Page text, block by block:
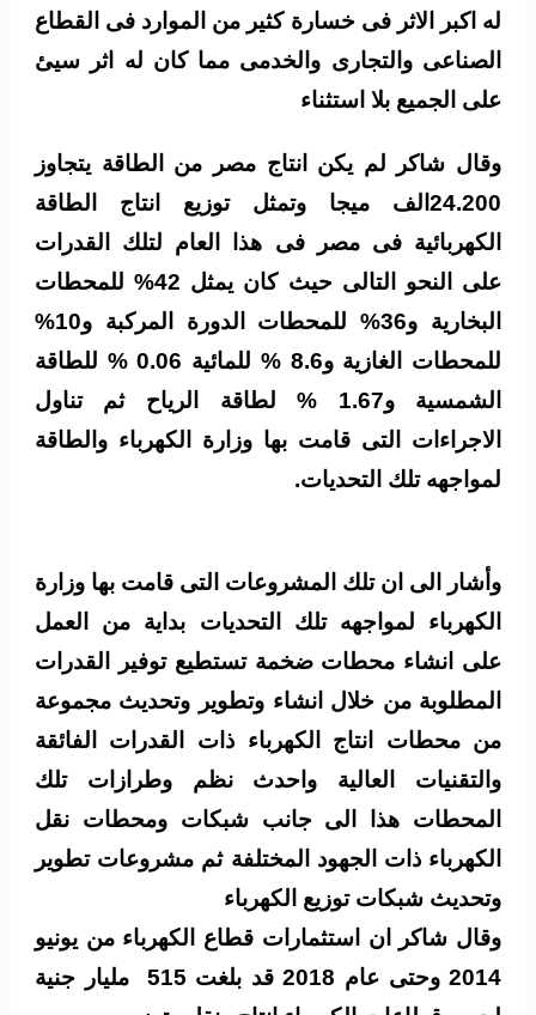
له اكبر الاثر فى خسارة كثير من الموارد فى القطاع
الصناعى والتجارى والخدمى مما كان له اثر سيئ
على الجميع بلا استثناء
وقال شاكر لم يكن انتاج مصر من الطاقة يتجاوز
24.200الف ميجا وتمثل توزيع انتاج الطاقة
الكهربائية فى مصر فى هذا العام لتلك القدرات
على النحو التالى حيث كان يمثل 42% للمحطات
البخارية و36% للمحطات الدورة المركبة و10%
للمحطات الغازية و8.6 % للمائية 0.06 % للطاقة
الشمسية و1.67 % لطاقة الرياح
ثم تناول
الاجراءات التى قامت بها وزارة الكهرباء والطاقة
لمواجهه تلك التحديات.
وأشار الى ان تلك المشروعات التى قامت بها وزارة
الكهرباء لمواجهه تلك التحديات بداية من العمل
على انشاء محطات ضخمة تستطيع توفير القدرات
المطلوبة من خلال انشاء وتطوير وتحديث مجموعة
من محطات انتاج الكهرباء ذات القدرات الفائقة
والتقنيات العالية واحدث نظم وطرازات تلك
المحطات هذا الى جانب شبكات ومحطات نقل
الكهرباء ذات الجهود المختلفة ثم مشروعات تطوير
وتحديث شبكات توزيع الكهرباء
وقال شاكر ان استثمارات قطاع الكهرباء من يونيو
2014 وحتى عام 2018 قد بلغت 515 مليار جنية